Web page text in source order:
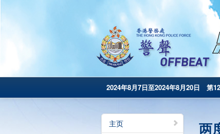
2024年8月7日至2024年8月20日 第
主页
两